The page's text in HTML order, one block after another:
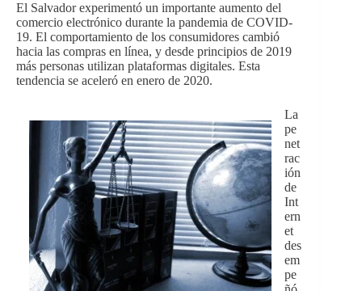
El Salvador experimentó un importante aumento del
comercio electrónico durante la pandemia de COVID-
19. El comportamiento de los consumidores cambió
hacia las compras en línea, y desde principios de 2019
más personas utilizan plataformas digitales. Esta
tendencia se aceleró en enero de 2020.
La
pe
net
rac
ión
de
Int
ern
et
des
em
pe